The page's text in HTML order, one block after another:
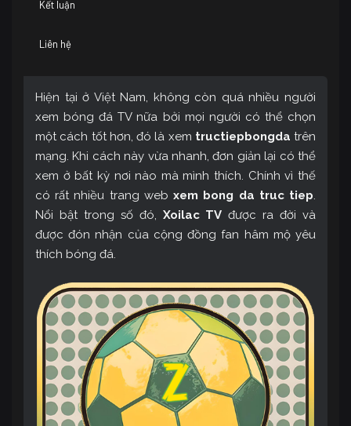
Kết luận
Liên hệ
Hiện tại ở Việt Nam, không còn quá nhiều người
xem bóng đá TV nữa bởi mọi người có thể chọn
một cách tốt hơn, đó là xem tructiepbongda trên
mạng. Khi cách này vừa nhanh, đơn giản lại có thể
xem ở bất kỳ nơi nào mà mình thích. Chính vì thế
có rất nhiều trang webxem bong da truc tiep.
Nổi bật trong số đó, Xoilac TV được ra đời và
được đón nhận của cộng đồng fan hâm mộ yêu
thích bóng đá.